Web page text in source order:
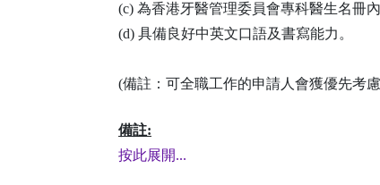
(c) 為香港牙醫管理委員會專科醫生名冊
(d) 具備良好中英文口語及書寫能力。
(備註：可全職工作的申請人會獲優先考
備註:
按此展開...